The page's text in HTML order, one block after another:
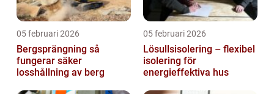
05 februari 2026
Bergsprängning så
fungerar säker
losshållning av berg
05 februari 2026
Lösullsisolering – flexibel
isolering för
energieffektiva hus